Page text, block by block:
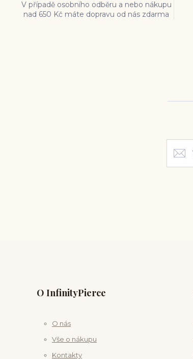
luxusní piercing
velikost piercingu
piercing do ucha
conch piercing
V případě osobního odběru a nebo nákupu
nad 650 Kč máte dopravu od nás zdarma
O InfinityPierce
O nás
Vše o nákupu
Kontakty